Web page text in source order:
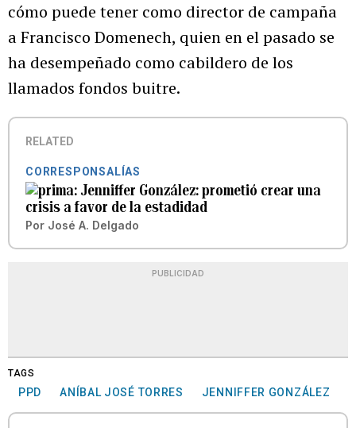
cómo puede tener como director de campaña
a Francisco Domenech, quien en el pasado se
ha desempeñado como cabildero de los
llamados fondos buitre.
RELATED
CORRESPONSALÍAS
Jenniffer González: prometió crear una
crisis a favor de la estadidad
Por José A. Delgado
PUBLICIDAD
TAGS
PPD ANÍBAL JOSÉ TORRES JENNIFFER GONZÁLEZ